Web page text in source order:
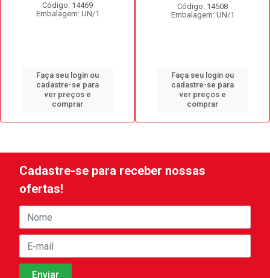
Código: 14469
Embalagem: UN/1
Faça seu login ou
cadastre-se para
ver preços e
comprar
Código: 14508
Embalagem: UN/1
Faça seu login ou
cadastre-se para
ver preços e
comprar
Cadastre-se para receber nossas
ofertas!